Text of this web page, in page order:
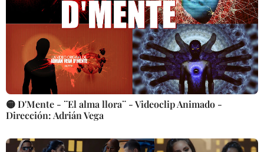
🟡 D'Mente - ¨El alma llora¨ - Videoclip Animado -
Dirección: Adrián Vega